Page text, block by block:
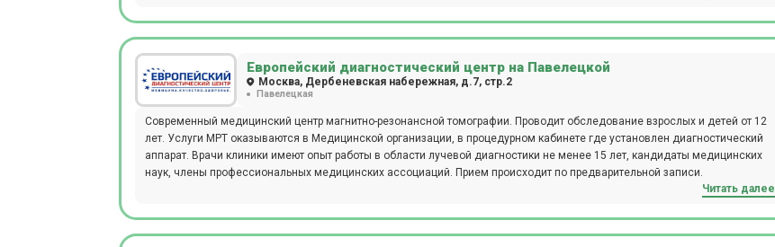
выявление болезни Альцгеймера (с динамикой с течение года), комплексная диагностика рассеянного склероза с
контрастом, выявление органических причин повышения артериального давления, выявление причин головной боли
(цефалгический синдром).Европейский диагностический центр на Павелецкой
Москва, Дербеневская набережная, д.7, стр.2
Павелецкая
Современный медицинский центр магнитно-резонансной томографии. Проводит обследование взрослых и детей от 12
лет. Услуги МРТ оказываются в Медицинской организации, в процедурном кабинете где установлен диагностический
аппарат. Врачи клиники имеют опыт работы в области лучевой диагностики не менее 15 лет, кандидаты медицинских
наук, члены профессиональных медицинских ассоциаций. Прием происходит по предварительной записи.
Читать далее